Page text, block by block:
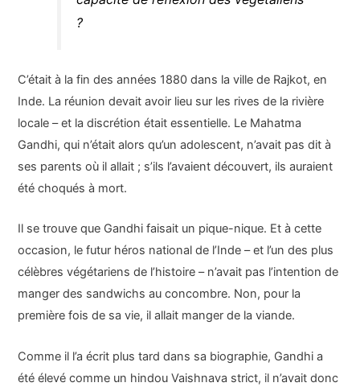
?
C’était à la fin des années 1880 dans la ville de Rajkot, en
Inde. La réunion devait avoir lieu sur les rives de la rivière
locale – et la discrétion était essentielle. Le Mahatma
Gandhi, qui n’était alors qu’un adolescent, n’avait pas dit à
ses parents où il allait ; s’ils l’avaient découvert, ils auraient
été choqués à mort.
Il se trouve que Gandhi faisait un pique-nique. Et à cette
occasion, le futur héros national de l’Inde – et l’un des plus
célèbres végétariens de l’histoire – n’avait pas l’intention de
manger des sandwichs au concombre. Non, pour la
première fois de sa vie, il allait manger de la viande.
Comme il l’a écrit plus tard dans sa biographie, Gandhi a
été élevé comme un hindou Vaishnava strict, il n’avait donc